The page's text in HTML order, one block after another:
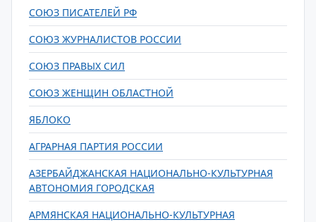
СОЮЗ ПИСАТЕЛЕЙ РФ
СОЮЗ ЖУРНАЛИСТОВ РОССИИ
СОЮЗ ПРАВЫХ СИЛ
СОЮЗ ЖЕНЩИН ОБЛАСТНОЙ
ЯБЛОКО
АГРАРНАЯ ПАРТИЯ РОССИИ
АЗЕРБАЙДЖАНСКАЯ НАЦИОНАЛЬНО-КУЛЬТУРНАЯ
АВТОНОМИЯ ГОРОДСКАЯ
АРМЯНСКАЯ НАЦИОНАЛЬНО-КУЛЬТУРНАЯ